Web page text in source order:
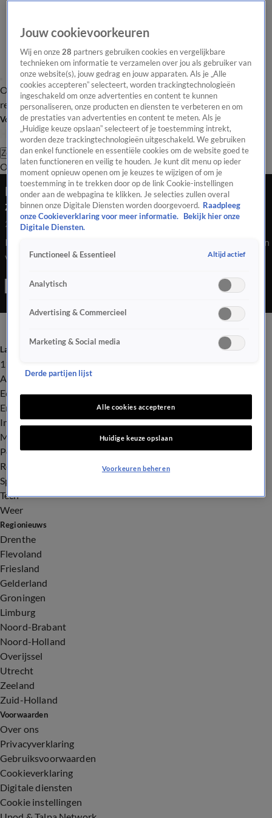
Overzicht Laatste nieuws Regionieuws Het beste van Hart
Tip de
redactie
Volg Hart van Nederland
Zoeken
OverzichtRegioUitzendingenWeerTip de redactiePanelVideo's
Meisje (3) valt uit raam in Rotterdam, politie
zoekt getuigen
22 aug 2024, 22:41
In Rotterdam is een meisje van 3 jaar gewond geraakt door een
val uit een raam. Van hoe hoog precies ze naar beneden is
Laatste nieuws
112
Advies & Tips
Economie
Entertainment
Infrastructuur
Milieu en Gezondheid
Politiek
Royalty
Sport
Tech
Weer
Regionieuws
Drenthe
Flevoland
Friesland
Gelderland
Groningen
Limburg
Noord-Brabant
Noord-Holland
Overijssel
Utrecht
Zeeland
Zuid-Holland
Voorwaarden
Over ons
Privacyverklaring
Gebruiksvoorwaarden
Cookieverklaring
Digitale diensten
Cookie instellingen
Jouw cookievoorkeuren
Wij en onze28 partners gebruiken cookies en vergelijkbare
technieken om informatie te verzamelen over jou als gebruiker van
onze website(s), jouw gedrag en jouw apparaten. Als je „Alle
cookies accepteren” selecteert, worden trackingtechnologieën
ingeschakeld om onze advertenties en content te kunnen
personaliseren, onze producten en diensten te verbeteren en om
de prestaties van advertenties en content te meten. Als je
„Huidige keuze opslaan” selecteert of je toestemming intrekt,
worden deze trackingtechnologieën uitgeschakeld. We gebruiken
dan enkel functionele en essentiële cookies om de website goed te
laten functioneren en veilig te houden. Je kunt dit menu op ieder
moment opnieuw openen om je keuzes te wijzigen of om je
toestemming in te trekken door op de link Cookie-instellingen
onder aan de webpagina te klikken. Je selecties zullen overal
binnen onze Digitale Diensten worden doorgevoerd. Raadpleeg
onze Cookieverklaring voor meer informatie.
Bekijk hier onze
Digitale Diensten.
Functioneel & Essentieel Altijd actief
Analytisch
Advertising & Commercieel
Marketing & Social media
Derde partijen lijst
Alle cookies accepteren
Huidige keuze opslaan
Voorkeuren beheren